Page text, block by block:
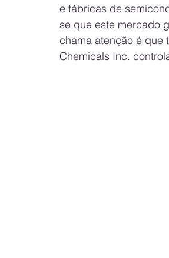
Financial Markets Companies
e fábricas de
se que este mercado
chama atenção é que
Chemicals Inc.